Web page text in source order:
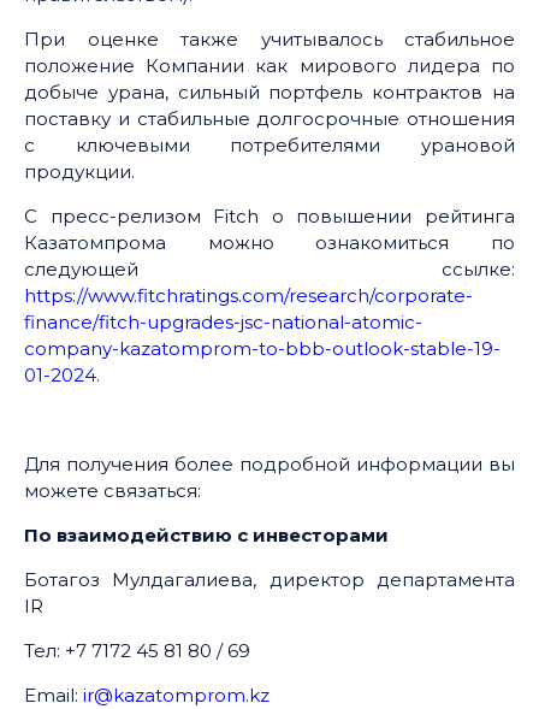
При оценке также учитывалось стабильное
положение Компании как мирового лидера по
добыче урана, сильный портфель контрактов на
поставку и стабильные долгосрочные отношения
с ключевыми потребителями урановой
продукции.
С пресс-релизом Fitch о повышении рейтинга
Казатомпрома можно ознакомиться по
следующей ссылке:
https://www.fitchratings.com/research/corporate-
finance/fitch-upgrades-jsc-national-atomic-
company-kazatomprom-to-bbb-outlook-stable-19-
01-2024.
Для получения более подробной информации вы
можете связаться:
По взаимодействию с инвесторами
Ботагоз Мулдагалиева, директор департамента
IR
Тел: +7 7172 45 81 80 / 69
Email: ir@kazatomprom.kz